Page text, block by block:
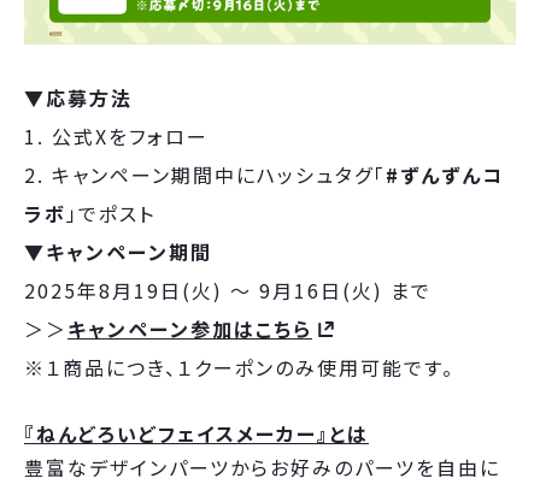
▼応募方法
1. 公式Xをフォロー
2. キャンペーン期間中にハッシュタグ「#ずんずんコ
ラボ」でポスト
▼キャンペーン期間
2025年8月19日(火) ～ 9月16日(火) まで
＞＞ キャンペーン参加はこちら
※１商品につき、１クーポンのみ使用可能です。
『ねんどろいどフェイスメーカー』とは
豊富なデザインパーツからお好みのパーツを自由に